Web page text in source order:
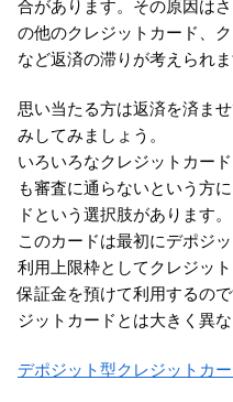
合があります。その原因は
の他のクレジットカード、
など返済の滞りが考えられま
思い当たる方は返済を済ま
みしてみましょう。
いろいろなクレジットカー
も審査に通らないという方
ドという選択肢があります。
このカードは最初にデポジ
利用上限枠としてクレジッ
保証金を預けて利用するの
ジットカードとは大きく異な
デポジット型クレジットカ